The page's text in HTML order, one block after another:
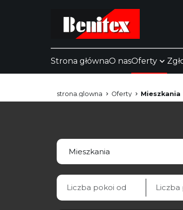
Strona głównaO nasOferty
strona.glowna Oferty Mieszkania